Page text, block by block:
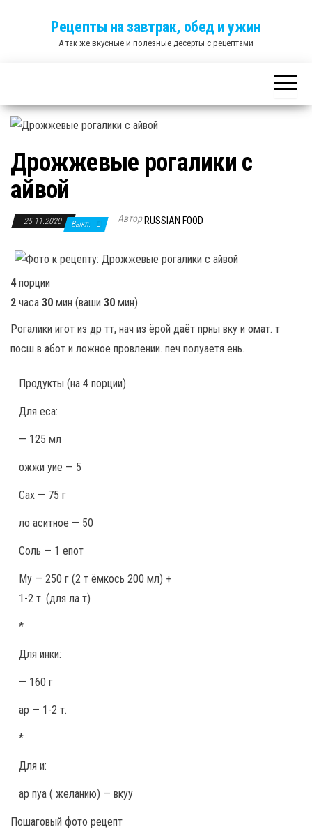
Рецепты на завтрак, обед и ужин
А так же вкусные и полезные десерты с рецептами
Дрожжевые рогалики с
айвой
25.11.2020 Выкл. Автор RUSSIAN FOOD
4 порции
2 часа 30 мин (ваши 30 мин)
Рогалики игот из др тт, нач из ёрой даёт прны вку и омат. т
посш в абот и ложное провлении. печ полуаетя ень.
Продукты (на 4 порции)
Для еса:
— 125 мл
ожжи уие — 5
Сах — 75 г
ло аситное — 50
Соль — 1 епот
Му — 250 г (2 т ёмкось 200 мл) +
1-2 т. (для ла т)
*
Для инки:
— 160 г
ар — 1-2 т.
*
Для и:
ар пуа ( желанию) — вкуу
Пошаговый фото рецепт